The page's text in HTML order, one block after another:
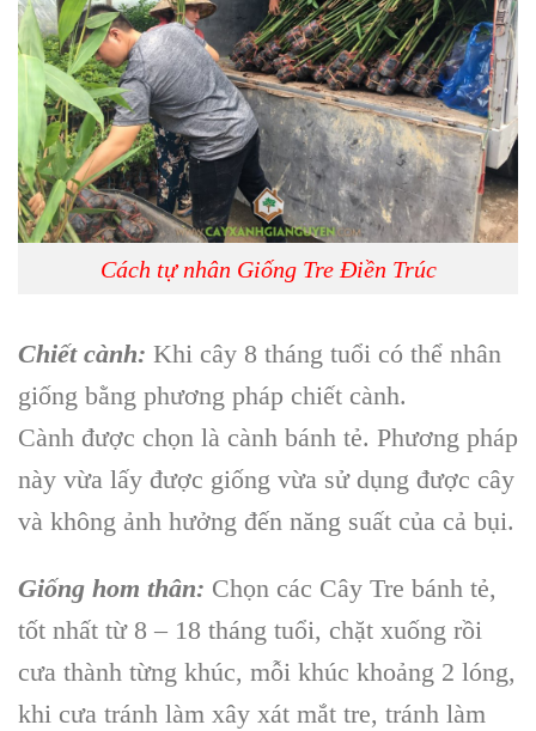
Cách tự nhân Giống Tre Điền Trúc
Chiết cành: Khi cây 8 tháng tuổi có thể nhân
giống bằng phương pháp chiết cành.
Cành được chọn là cành bánh tẻ. Phương pháp
này vừa lấy được giống vừa sử dụng được cây
và không ảnh hưởng đến năng suất của cả bụi.
Giống hom thân: Chọn các Cây Tre bánh tẻ,
tốt nhất từ 8 – 18 tháng tuổi, chặt xuống rồi
cưa thành từng khúc, mỗi khúc khoảng 2 lóng,
khi cưa tránh làm xây xát mắt tre, tránh làm